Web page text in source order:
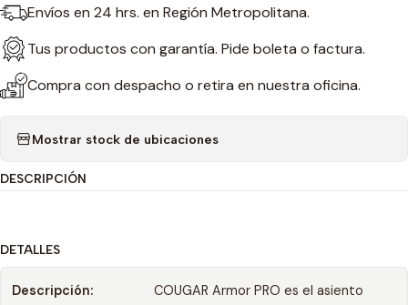
Envíos en 24 hrs. en Región Metropolitana.
Tus productos con garantía. Pide boleta o factura.
Compra con despacho o retira en nuestra oficina.
Mostrar stock de ubicaciones
DESCRIPCIÓN
DETALLES
Descripción:
COUGAR Armor PRO es el asiento